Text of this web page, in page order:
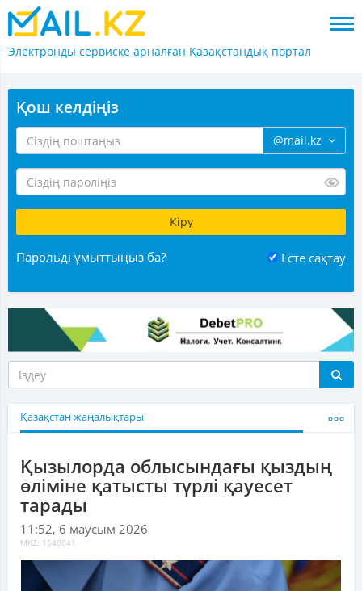
Электронды сервиске арналған Қазақстандық портал
Қош келдіңіз
@mail.kz
Парольді ұмыттыңыз ба? Есте сақтау
Қазақстан жаңалықтары
Қызылорда облысындағы қыздың
өліміне қатысты түрлі қауесет
тарады
11:52, 6 маусым 2026
MKZ: 1549841